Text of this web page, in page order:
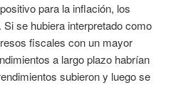
para la inflación, los
se hubiera interpretado como
fiscales con un mayor
a largo plazo habrían
subieron y luego se